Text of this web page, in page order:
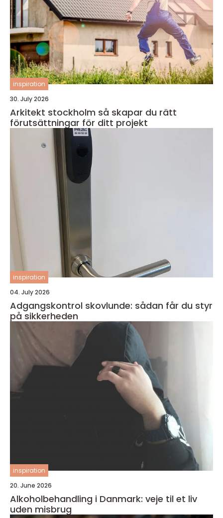
inspiration
30. July 2026
Arkitekt stockholm så skapar du rätt
förutsättningar för ditt projekt
inspiration
04. July 2026
Adgangskontrol skovlunde: sådan får du styr
på sikkerheden
inspiration
20. June 2026
Alkoholbehandling i Danmark: veje til et liv
uden misbrug